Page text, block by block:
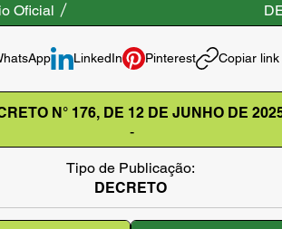
Oficial
LinkedIn Pinterest Copiar link
N° 176, DE 12 DE JUNHO DE
-
Tipo de Publicação:
DECRETO